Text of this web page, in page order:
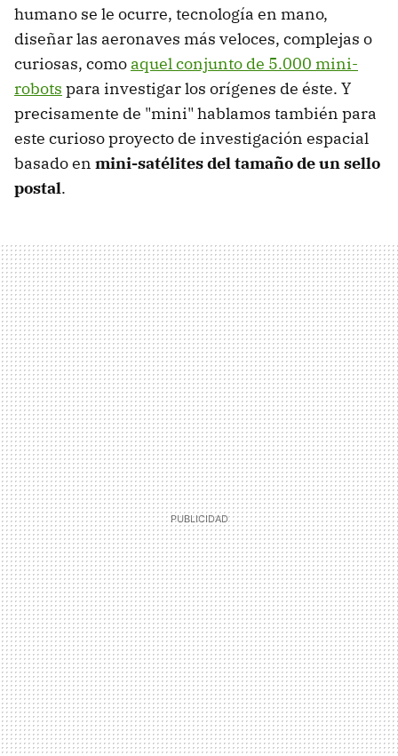
humano se le ocurre, tecnología en mano,
diseñar las aeronaves más veloces, complejas o
curiosas, como aquel conjunto de 5.000 mini-
robots para investigar los orígenes de éste. Y
precisamente de "mini" hablamos también para
este curioso proyecto de investigación espacial
basado en mini-satélites del tamaño de un sello
postal.